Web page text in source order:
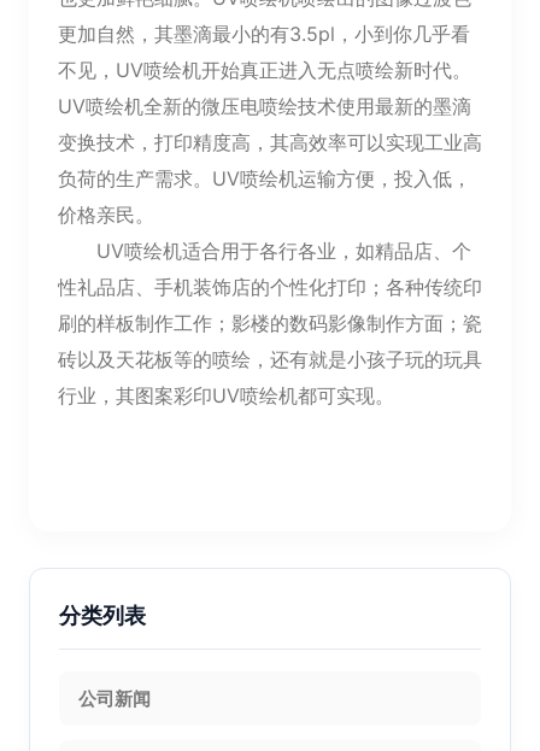
更加自然，其墨滴最小的有3.5pl，小到你几乎看
不见，UV喷绘机开始真正进入无点喷绘新时代。
UV喷绘机全新的微压电喷绘技术使用最新的墨滴
变换技术，打印精度高，其高效率可以实现工业高
负荷的生产需求。UV喷绘机运输方便，投入低，
价格亲民。
UV喷绘机适合用于各行各业，如精品店、个
性礼品店、手机装饰店的个性化打印；各种传统印
刷的样板制作工作；影楼的数码影像制作方面；瓷
砖以及天花板等的喷绘，还有就是小孩子玩的玩具
行业，其图案彩印UV喷绘机都可实现。
分类列表
公司新闻